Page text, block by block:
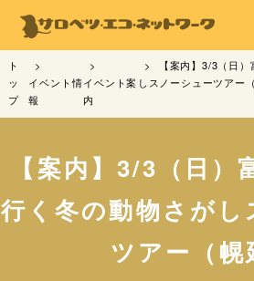
ト
ッ
プ
イベント情
報
イベント案
内
【案内】3/3（日
しスノーシューツアー（
【案内】3/3（日）
行く冬の動物さがし
ツアー（幌